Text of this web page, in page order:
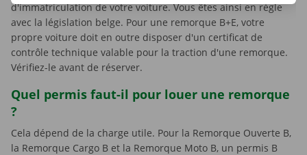
d'immatriculation de votre voiture. Vous êtes ainsi en règle
avec la législation belge. Pour une remorque B+E, votre
propre voiture doit en outre disposer d'un certificat de
contrôle technique valable pour la traction d'une remorque.
Vérifiez-le avant de réserver.
Quel permis faut-il pour louer une remorque
?
Cela dépend de la charge utile. Pour la Remorque Ouverte B,
la Remorque Cargo B et la Remorque Moto B, un permis B